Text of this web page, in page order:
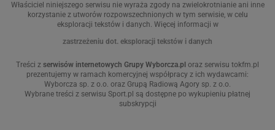
Właściciel niniejszego serwisu nie wyraża zgody na zwielokrotnianie ani inne
korzystanie z utworów rozpowszechnionych w tym serwisie, w celu
eksploracji tekstów i danych. Więcej informacji w
zastrzeżeniu dot. eksploracji tekstów i danych
Treści z serwisów internetowych Grupy Wyborcza.pl oraz serwisu tokfm.pl
prezentujemy w ramach komercyjnej współpracy z ich wydawcami:
Wyborcza sp. z o.o. oraz Grupą Radiową Agory sp. z o.o.
Wybrane treści z serwisu Sport.pl są dostępne po wykupieniu płatnej
subskrypcji